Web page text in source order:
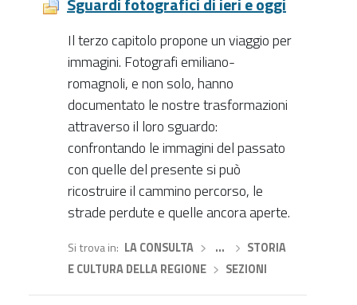
Il terzo capitolo propone un viaggio per
immagini. Fotografi emiliano-
romagnoli, e non solo, hanno
documentato le nostre trasformazioni
attraverso il loro sguardo:
confrontando le immagini del passato
con quelle del presente si può
ricostruire il cammino percorso, le
strade perdute e quelle ancora aperte.
Si trova in LA CONSULTA› …
STORIA
E CULTURA DELLA REGIONE› SEZIONI